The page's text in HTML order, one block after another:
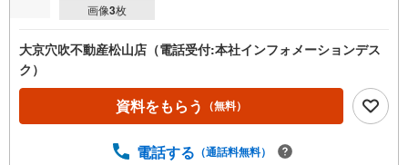
画像3枚
大京穴吹不動産松山店（電話受付:本社インフォメーションデス
ク）
資料をもらう （無料）
電話する （通話料無料）